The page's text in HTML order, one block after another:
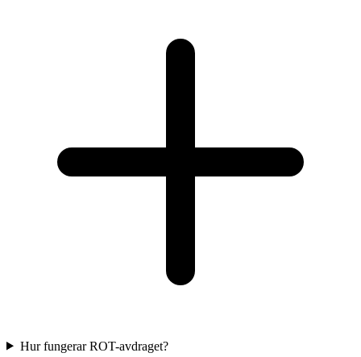
Hur fungerar ROT-avdraget?